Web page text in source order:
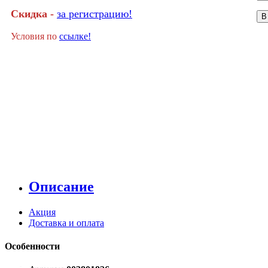
Скидка - за регистрацию!
Условия по ссылке!
В
Описание
Акция
Доставка и оплата
Особенности